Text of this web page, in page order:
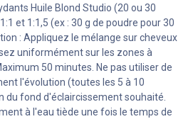
Huile Blond Studio (20 ou 30
et 1:1,5 (ex : 30 g de poudre pour 30
: Appliquez le mélange sur cheveux
uniformément sur les zones à
50 minutes. Ne pas utiliser de
l'évolution (toutes les 5 à 10
du fond d'éclaircissement souhaité.
à l'eau tiède une fois le temps de